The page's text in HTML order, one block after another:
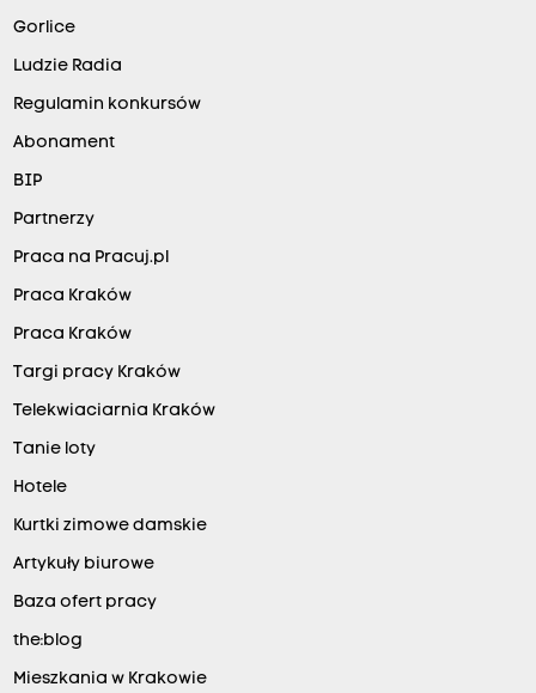
Gorlice
Ludzie Radia
Regulamin konkursów
Abonament
BIP
Partnerzy
Praca na Pracuj.pl
Praca Kraków
Praca Kraków
Targi pracy Kraków
Telekwiaciarnia Kraków
Tanie loty
Hotele
Kurtki zimowe damskie
Artykuły biurowe
Baza ofert pracy
the:blog
Mieszkania w Krakowie